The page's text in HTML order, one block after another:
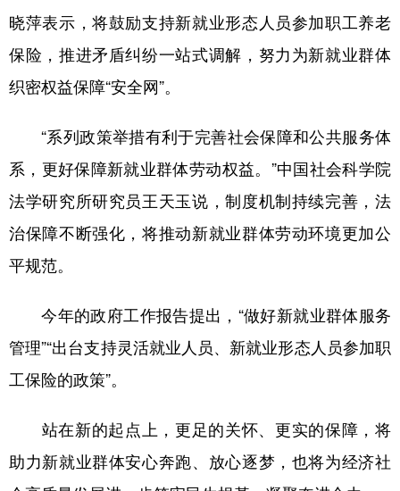
晓萍表示，将鼓励支持新就业形态人员参加职工养老
保险，推进矛盾纠纷一站式调解，努力为新就业群体
织密权益保障“安全网”。
“系列政策举措有利于完善社会保障和公共服务体
系，更好保障新就业群体劳动权益。”中国社会科学院
法学研究所研究员王天玉说，制度机制持续完善，法
治保障不断强化，将推动新就业群体劳动环境更加公
平规范。
今年的政府工作报告提出，“做好新就业群体服务
管理”“出台支持灵活就业人员、新就业形态人员参加职
工保险的政策”。
站在新的起点上，更足的关怀、更实的保障，将
助力新就业群体安心奔跑、放心逐梦，也将为经济社